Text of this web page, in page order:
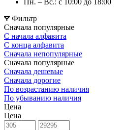
Пн. – Вс.: с 10:00 до 18:00
Фильтр
Сначала популярные
С начала алфавита
С конца алфавита
Сначала непопулярные
Сначала популярные
Сначала дешевые
Сначала дорогие
По возрастанию наличия
По убыванию наличия
Цена
Цена